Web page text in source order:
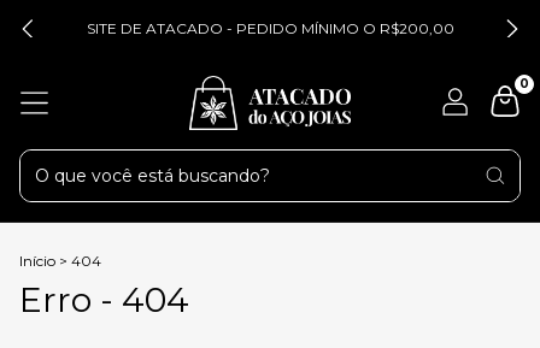
SITE DE ATACADO - PEDIDO MÍNIMO O R$200,00
0
Início > 404
Erro - 404